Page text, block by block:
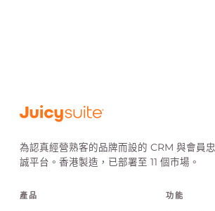
為認真經營熟客的品牌而設的 CRM 與會員忠
誠平台。香港製造，已部署至 11 個市場。
產品 功能